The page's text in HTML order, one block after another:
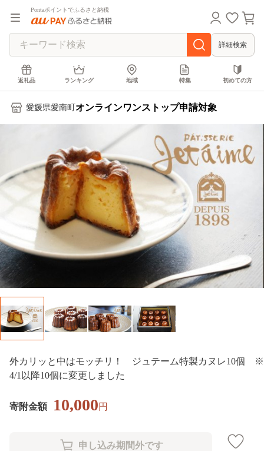
Pontaポイントでふるさと納税
詳細検索
返礼品 ランキング 地域 特集 初めての方
愛媛県愛南町 オンラインワンストップ申請対象
外カリッと中はモッチリ！ ジュテーム特製カヌレ10個 ※
4/1以降10個に変更しました
寄附金額 10,000円